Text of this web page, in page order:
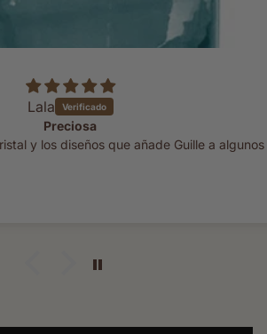
Lala
Preciosa
y los diseños que añade Guille a